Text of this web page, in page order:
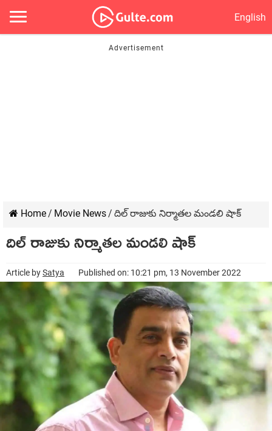
English
Home/ Movie News/ దిల్ రాజుకు నిర్మాతల మండలి షాక్
దిల్ రాజుకు నిర్మాతల మండలి షాక్
Article bySatya Published on: 10:21 pm, 13 November 2022